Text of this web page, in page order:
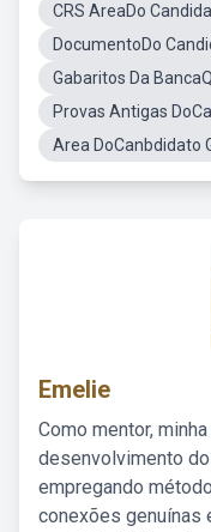
CRS AreaDo
DocumentoDo
Gabaritos Da
Provas Antigas
Area DoCanbdidato
Emelie
Como mentor,
desenvolvimento
empregando
conexões genuínas